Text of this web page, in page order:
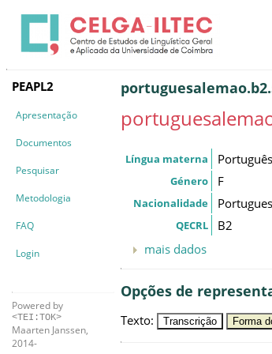
PEAPL2
Apresentação
Documentos
Pesquisar
Metodologia
FAQ
Login
Powered by
<TEI:TOK>
Maarten Janssen,
2014-
Língua materna
Género F
Nacionalidade
QECRL
B2
mais dados
Opções de
Texto: Transcrição Forma